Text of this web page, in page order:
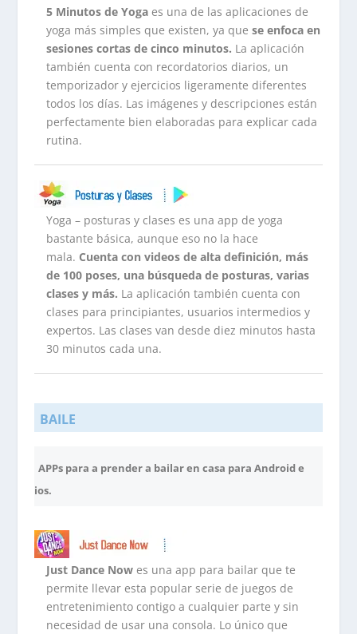
5 Minutos de Yogaes una de las aplicaciones de
yoga más simples que existen, ya que se enfoca en
sesiones cortas de cinco minutos. La aplicación
también cuenta con recordatorios diarios, un
temporizador y ejercicios ligeramente diferentes
todos los días. Las imágenes y descripciones están
perfectamente bien elaboradas para explicar cada
rutina.
Yoga – posturas y clases es una app de yoga
bastante básica, aunque eso no la hace
mala. Cuenta con videos de alta definición, más
de 100 poses, una búsqueda de posturas, varias
clases y más. La aplicación también cuenta con
clases para principiantes, usuarios intermedios y
expertos. Las clases van desde diez minutos hasta
30 minutos cada una.
BAILE
APPs para a prender a bailar en casa para Android e
ios.
Just Dance Nowes una app para bailar que te
permite llevar esta popular serie de juegos de
entretenimiento contigo a cualquier parte y sin
necesidad de usar una consola. Lo único que